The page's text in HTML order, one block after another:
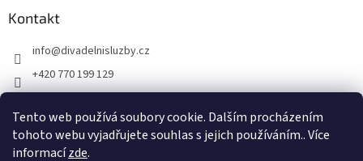
Tento web používá soubory cookie. Dalším procházením
tohoto webu vyjadřujete souhlas s jejich používáním.. Více
informacízde.
Kontakt
info@divadelnisluzby.cz
+420 770 199 129
Divadelní služby Plzeň
divadelni_sluzby_plzen